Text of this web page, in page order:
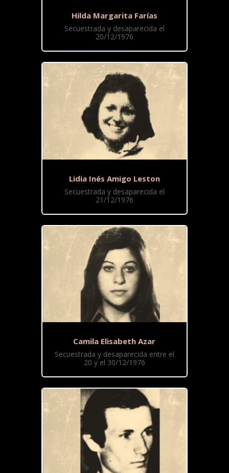
Hilda Margarita Farías
Secuestrada y desaparecida el
20/12/1976
Lidia Inés Amigo Leston
Secuestrada y desaparecida el
21/12/1976
Camila Elisabeth Azar
Secuestrada y desaparecida entre el
20 y el 30/12/1976